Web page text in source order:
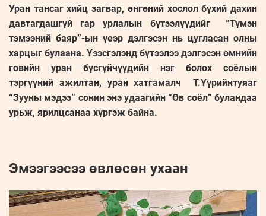
Уран тансаг хийц загвар, өнгөний хослол бүхий дахин
давтагдашгүй гар урлалын бүтээлүүдийг “Түмэн
тэмээний баяр”-ын үеэр дэлгэсэн нь цугласан олны
харцыг булаана. Үзэсгэлэнд бүтээлээ дэлгэсэн өмнийн
говийн уран бүсгүйчүүдийн нэг болох соёлын
тэргүүний ажилтан, уран хатгамалч Т.Үүрийнтуяаг
“Зууны мэдээ” сонин энэ удаагийн “Өв соёл” буландаа
урьж, ярилцсанаа хүргэж байна.
Эмээгээсээ өвлөсөн ухаан